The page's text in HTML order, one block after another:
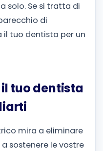
solo. Se si tratta di
di
tuo dentista per un
tuo dentista
mira a eliminare
sostenere le vostre